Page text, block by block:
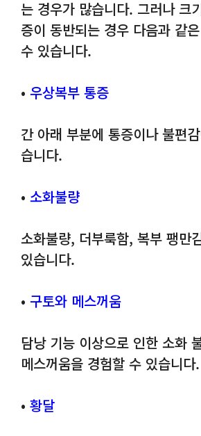
는 경우가 많습니다. 그러나 크
증이 동반되는 경우 다음과 같
수 있습니다.
• 우상복부 통증
간 아래 부분에 통증이나 불편
습니다.
• 소화불량
소화불량, 더부룩함, 복부 팽만
있습니다.
• 구토와 메스꺼움
담낭 기능 이상으로 인한 소화
메스꺼움을 경험할 수 있습니다.
• 황달